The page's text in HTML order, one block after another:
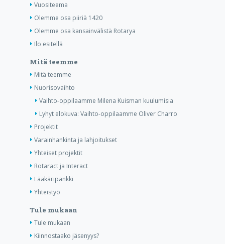
Vuositeema
Olemme osa piiriä 1420
Olemme osa kansainvälistä Rotarya
Ilo esitellä
Mitä teemme
Mitä teemme
Nuorisovaihto
Vaihto-oppilaamme Milena Kuisman kuulumisia
Lyhyt elokuva: Vaihto-oppilaamme Oliver Charro
Projektit
Varainhankinta ja lahjoitukset
Yhteiset projektit
Rotaract ja Interact
Lääkäripankki
Yhteistyö
Tule mukaan
Tule mukaan
Kiinnostaako jäsenyys?